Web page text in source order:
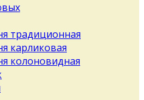
традиционная
карликовая
колоновидная